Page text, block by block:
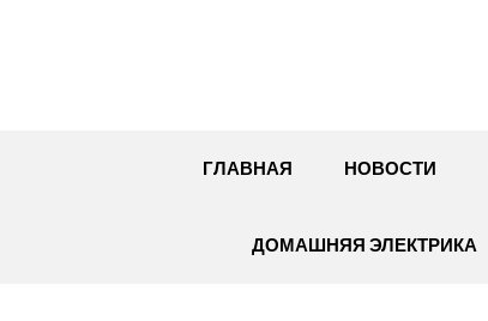
ГЛАВНАЯ НОВОСТИ
ДОМАШНЯЯ ЭЛЕКТРИКА